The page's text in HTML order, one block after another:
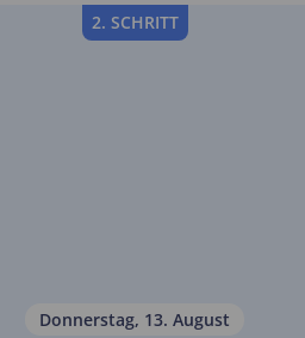
2. SCHRITT
Donnerstag, 13. August